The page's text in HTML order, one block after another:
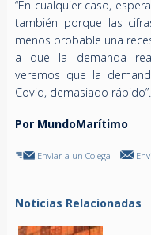
“En cualquier caso,
también porque las
menos probable una
a que la demanda
veremos que la
Covid, demasiado rápido”.
Por MundoMarítimo
Enviar a un Colega
Noticias Relacionadas